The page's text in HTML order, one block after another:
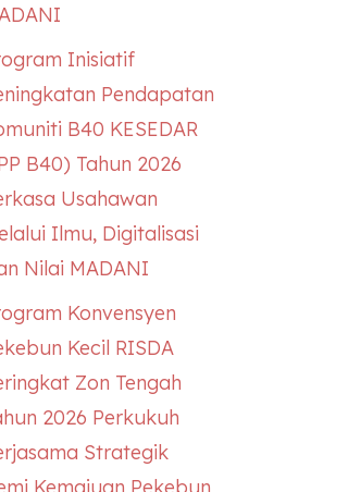
Inisiatif
Pendapatan
B40 KESEDAR
B40) Tahun 2026
Usahawan
Ilmu, Digitalisasi
Nilai MADANI
Konvensyen
Kecil RISDA
Zon Tengah
2026 Perkukuh
Strategik
Kemajuan Pekebun